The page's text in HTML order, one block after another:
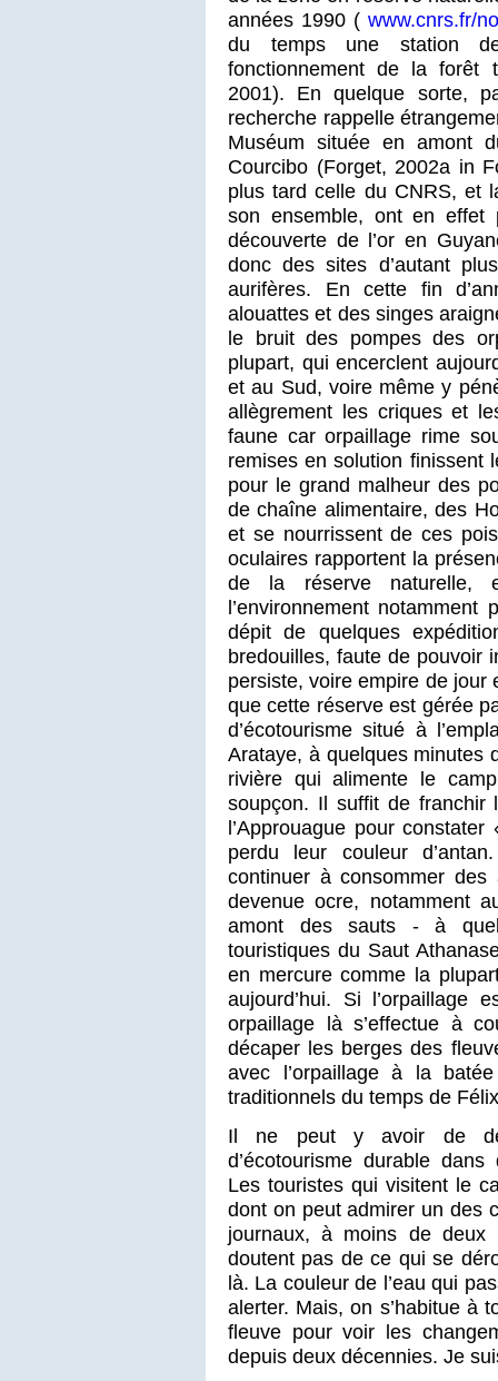
années 1990 ( www.cnrs.fr/
du temps une station
fonctionnement de la forêt
2001). En quelque sorte,
recherche rappelle
Muséum située en amont
Courcibo (Forget, 2002a in
plus tard celle du CNRS, et
son ensemble, ont en effet
découverte de l’or en
donc des sites d’autant
aurifères. En cette fin
alouattes et des singes
le bruit des pompes des
plupart, qui encerclent
et au Sud, voire même y
allègrement les criques et
faune car orpaillage rime
remises en solution finissent
pour le grand malheur des
de chaîne alimentaire, des
et se nourrissent de ces
oculaires rapportent la
de la réserve naturelle,
l’environnement
dépit de quelques
bredouilles, faute de pouvoir
persiste, voire empire de jour
que cette réserve est gérée
d’écotourisme situé à
Arataye, à quelques minutes
rivière qui alimente le
soupçon. Il suffit de franchir
l’Approuague pour
perdu leur couleur
continuer à consommer
devenue ocre, notamment
amont des sauts - à
touristiques du Saut
en mercure comme la
aujourd’hui. Si l’orpaillage
orpaillage là s’effectue à
décaper les berges des
avec l’orpaillage à la
traditionnels du temps de
Il ne peut y avoir de
d’écotourisme durable
Les touristes qui visitent le
dont on peut admirer un des
journaux, à moins de
doutent pas de ce qui se
là. La couleur de l’eau qui
alerter. Mais, on s’habitue à
fleuve pour voir les
depuis deux décennies. Je